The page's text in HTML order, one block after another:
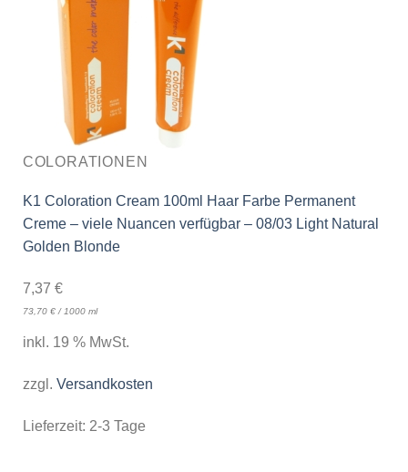
COLORATIONEN
K1 Coloration Cream 100ml Haar Farbe Permanent
Creme – viele Nuancen verfügbar – 08/03 Light Natural
Golden Blonde
7,37 €
73,70 €/ 1000 ml
inkl. 19 % MwSt.
zzgl. Versandkosten
Lieferzeit: 2-3 Tage